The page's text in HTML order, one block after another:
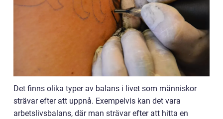
Det finns olika typer av balans i livet som människor
strävar efter att uppnå. Exempelvis kan det vara
arbetslivsbalans, där man strävar efter att hitta en